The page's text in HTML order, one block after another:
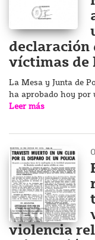
declaración
víctimas
La Mesa y Junta de
ha aprobado hoy por
Leer más
violencia